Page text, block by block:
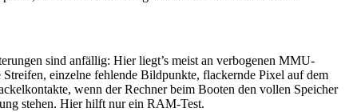
sind anfällig: Hier liegt’s meist an verbogenen MMU-
einzelne fehlende Bildpunkte, flackernde Pixel auf dem
wenn der Rechner beim Booten den vollen Speicher
stehen. Hier hilft nur ein RAM-Test.